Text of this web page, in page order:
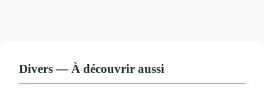
Divers — À découvrir aussi